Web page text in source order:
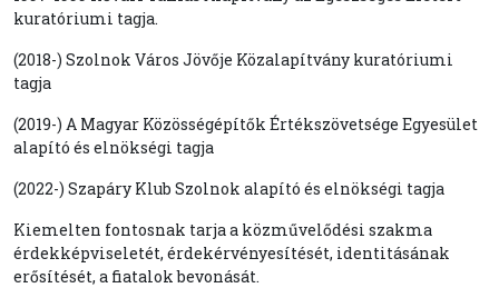
kuratóriumi tagja.
(2018-) Szolnok Város Jövője Közalapítvány kuratóriumi
tagja
(2019-) A Magyar Közösségépítők Értékszövetsége Egyesület
alapító és elnökségi tagja
(2022-) Szapáry Klub Szolnok alapító és elnökségi tagja
Kiemelten fontosnak tarja a közművelődési szakma
érdekképviseletét, érdekérvényesítését, identitásának
erősítését, a fiatalok bevonását.